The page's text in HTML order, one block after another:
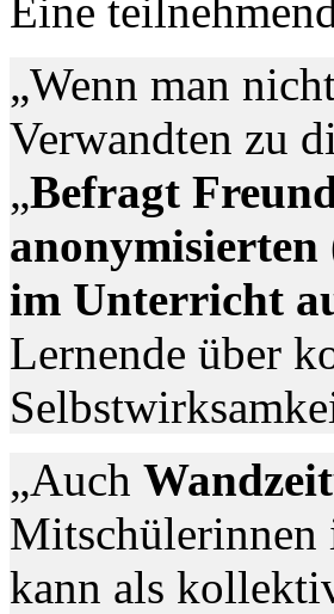
Eine
„Wenn man
Verwandten zu
„Befragt
im Unterricht
Lernende über
„Auch
Mitschülerinnen
kann als